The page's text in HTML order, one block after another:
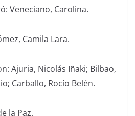
Veneciano, Carolina.
Camila Lara.
Ajuria, Nicolás Iñaki; Bilbao,
Carballo, Rocío Belén.
la Paz.